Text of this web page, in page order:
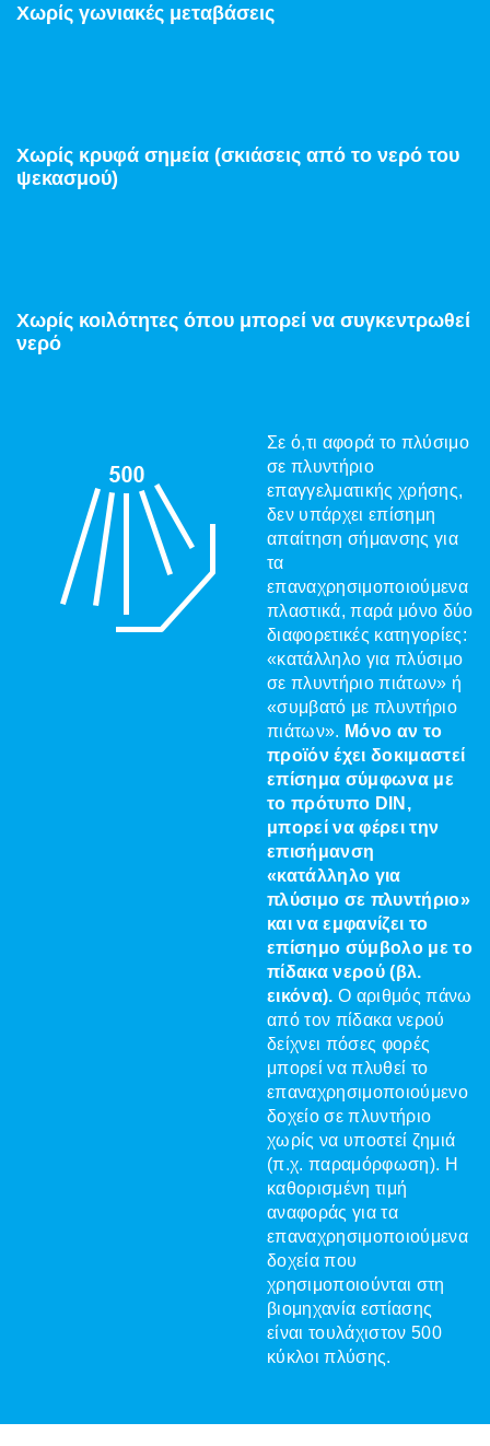
Χωρίς γωνιακές μεταβάσεις
Χωρίς κρυφά σημεία (σκιάσεις από το νερό του
ψεκασμού)
Χωρίς κοιλότητες όπου μπορεί να συγκεντρωθεί
νερό
Σε ό,τι αφορά το πλύσιμο
σε πλυντήριο
επαγγελματικής χρήσης,
δεν υπάρχει επίσημη
απαίτηση σήμανσης για
τα
επαναχρησιμοποιούμενα
πλαστικά, παρά μόνο δύο
διαφορετικές κατηγορίες:
«κατάλληλο για πλύσιμο
σε πλυντήριο πιάτων» ή
«συμβατό με πλυντήριο
πιάτων». Μόνο αν το
προϊόν έχει δοκιμαστεί
επίσημα σύμφωνα με
το πρότυπο DIN,
μπορεί να φέρει την
επισήμανση
«κατάλληλο για
πλύσιμο σε πλυντήριο»
και να εμφανίζει το
επίσημο σύμβολο με το
πίδακα νερού (βλ.
εικόνα). Ο αριθμός πάνω
από τον πίδακα νερού
δείχνει πόσες φορές
μπορεί να πλυθεί το
επαναχρησιμοποιούμενο
δοχείο σε πλυντήριο
χωρίς να υποστεί ζημιά
(π.χ. παραμόρφωση). Η
καθορισμένη τιμή
αναφοράς για τα
επαναχρησιμοποιούμενα
δοχεία που
χρησιμοποιούνται στη
βιομηχανία εστίασης
είναι τουλάχιστον 500
κύκλοι πλύσης.